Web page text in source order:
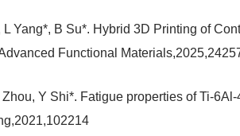
Yang*, B Su*. Hybrid 3D Printing of
Functional
Y Shi*. Fatigue properties of Ti-